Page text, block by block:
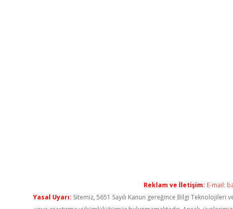
Reklam ve İletişim: E-mail:
Yasal Uyarı: Sitemiz, 5651 Sayılı Kanun gereğince Bilgi